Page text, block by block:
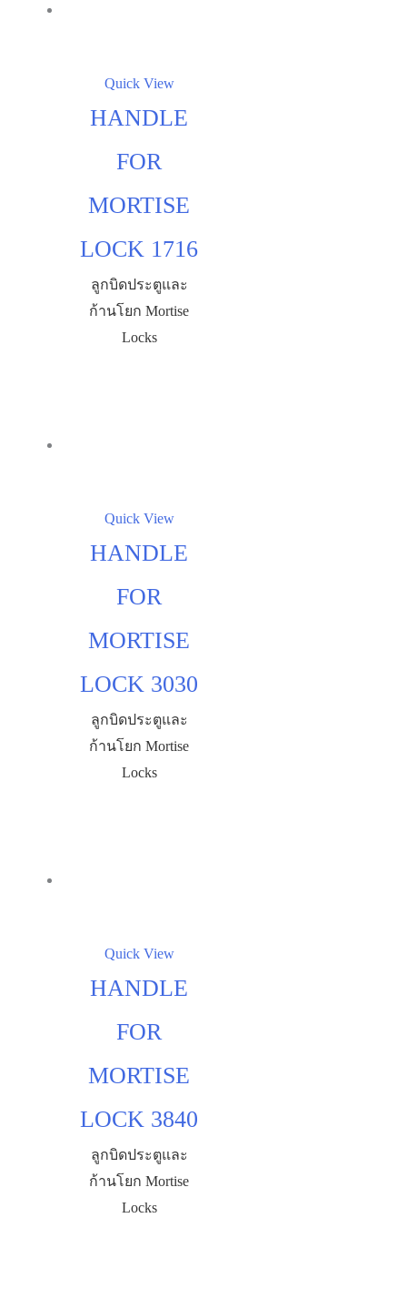
Quick View
HANDLE
FOR
MORTISE
LOCK 1716
ลูกบิดประตูและ
ก้านโยก Mortise
Locks
Quick View
HANDLE
FOR
MORTISE
LOCK 3030
ลูกบิดประตูและ
ก้านโยก Mortise
Locks
Quick View
HANDLE
FOR
MORTISE
LOCK 3840
ลูกบิดประตูและ
ก้านโยก Mortise
Locks